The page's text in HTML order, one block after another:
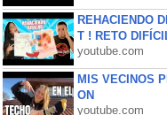
REHACIENDO
T ! RETO
youtube.com
MIS VECINOS
ON
youtube.com